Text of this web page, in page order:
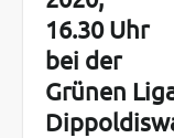
16.30 Uhr
bei der
Grünen